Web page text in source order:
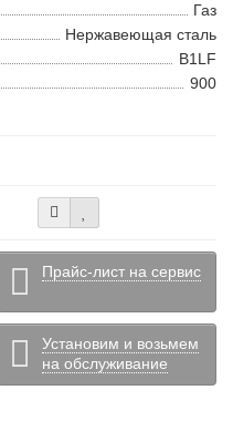
Газ
Нержавеющая сталь
B1LF
900
Прайс-лист на сервис
Установим и возьмем
на обслуживание